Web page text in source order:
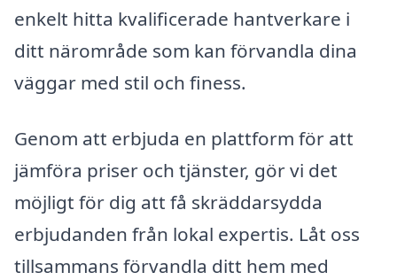
enkelt hitta kvalificerade hantverkare i
ditt närområde som kan förvandla dina
väggar med stil och finess.
Genom att erbjuda en plattform för att
jämföra priser och tjänster, gör vi det
möjligt för dig att få skräddarsydda
erbjudanden från lokal expertis. Låt oss
tillsammans förvandla ditt hem med